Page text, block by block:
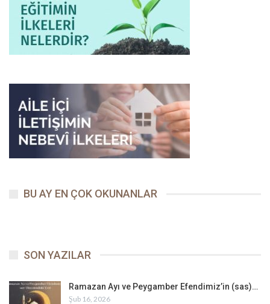
BU AY EN ÇOK OKUNANLAR
SON YAZILAR
Ramazan Ayı ve Peygamber Efendimiz’in (sas)…
Şub 16, 2026